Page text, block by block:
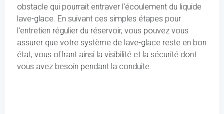
obstacle qui pourrait entraver l'écoulement du liquide
lave-glace. En suivant ces simples étapes pour
l'entretien régulier du réservoir, vous pouvez vous
assurer que votre système de lave-glace reste en bon
état, vous offrant ainsi la visibilité et la sécurité dont
vous avez besoin pendant la conduite.